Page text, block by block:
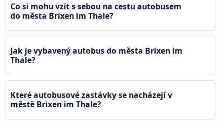
Co si mohu vzít s sebou na cestu autobusem
do města Brixen im Thale?
Jak je vybavený autobus do města Brixen im
Thale?
Které autobusové zastávky se nacházejí v
městě Brixen im Thale?